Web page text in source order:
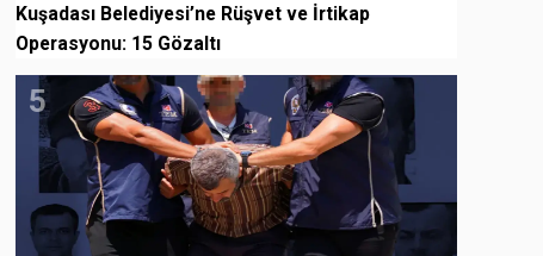
Kuşadası Belediyesi’ne Rüşvet ve İrtikap
Operasyonu: 15 Gözaltı
5